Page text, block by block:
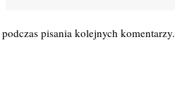
pisania kolejnych komentarzy.